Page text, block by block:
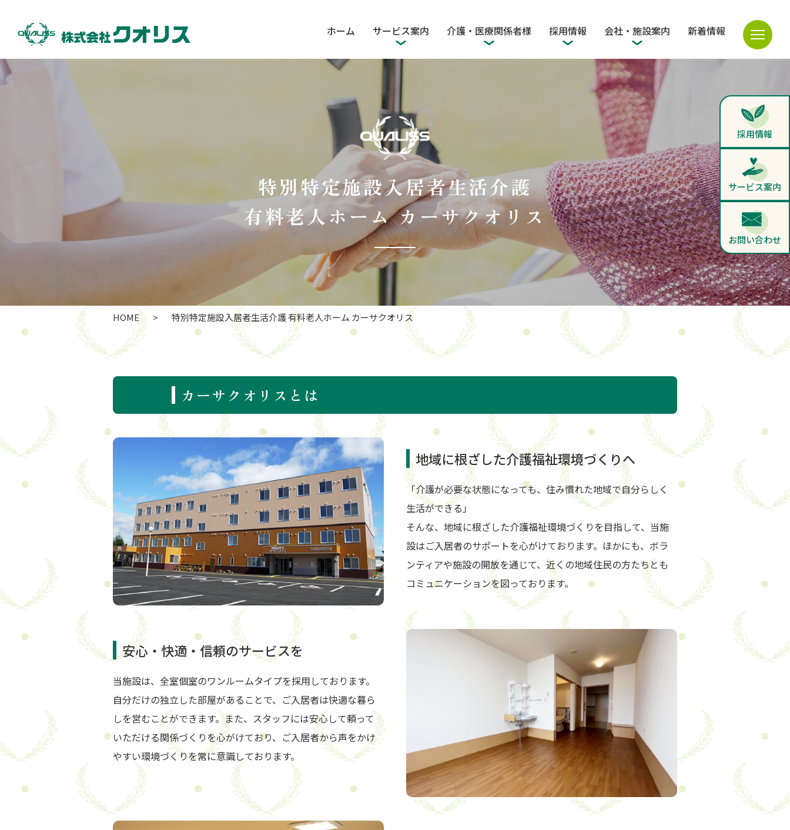
ホーム サービス案内 介護・医療関係者様 採用情報 会社・施設案内 新着情報
特別特定施設入居者生活介護
有料老人ホーム カーサクオリス
HOME > 特別特定施設入居者生活介護 有料老人ホーム カーサクオリス
カーサクオリスとは
地域に根ざした介護福祉環境づくりへ
「介護が必要な状態になっても、住み慣れた地域で自分らしく
生活ができる」
そんな、地域に根ざした介護福祉環境づくりを目指して、当施
設はご入居者のサポートを心がけております。ほかにも、ボラ
ンティアや施設の開放を通じて、近くの地域住民の方たちとも
コミュニケーションを図っております。
安心・快適・信頼のサービスを
当施設は、全室個室のワンルームタイプを採用しております。
自分だけの独立した部屋があることで、ご入居者は快適な暮ら
しを営むことができます。また、スタッフには安心して頼って
いただける関係づくりを心がけており、ご入居者から声をかけ
やすい環境づくりを常に意識しております。
採用情報
サービス案内
お問い合わせ